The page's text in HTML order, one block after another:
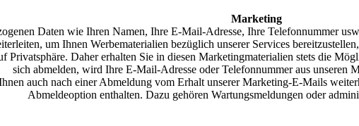
Marketing
Daten wie Ihren Namen, Ihre E-Mail-Adresse, Ihre Telefonnummer
um Ihnen Werbematerialien bezüglich unserer Services
Privatsphäre. Daher erhalten Sie in diesen Marketingmaterialien stets die
sich abmelden, wird Ihre E-Mail-Adresse oder Telefonnummer aus unseren
auch nach einer Abmeldung vom Erhalt unserer Marketing-E-Mails
Abmeldeoption enthalten. Dazu gehören Wartungsmeldungen oder